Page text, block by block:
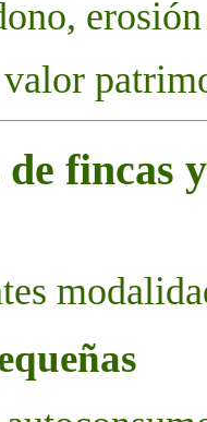
valor
fincas